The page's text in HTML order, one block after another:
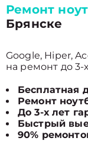
Ремонт
Брянске
Google, Hiper,
на ремонт до 3-
Бесплатная
Ремонт
До 3-х лет
Быстрый
90%